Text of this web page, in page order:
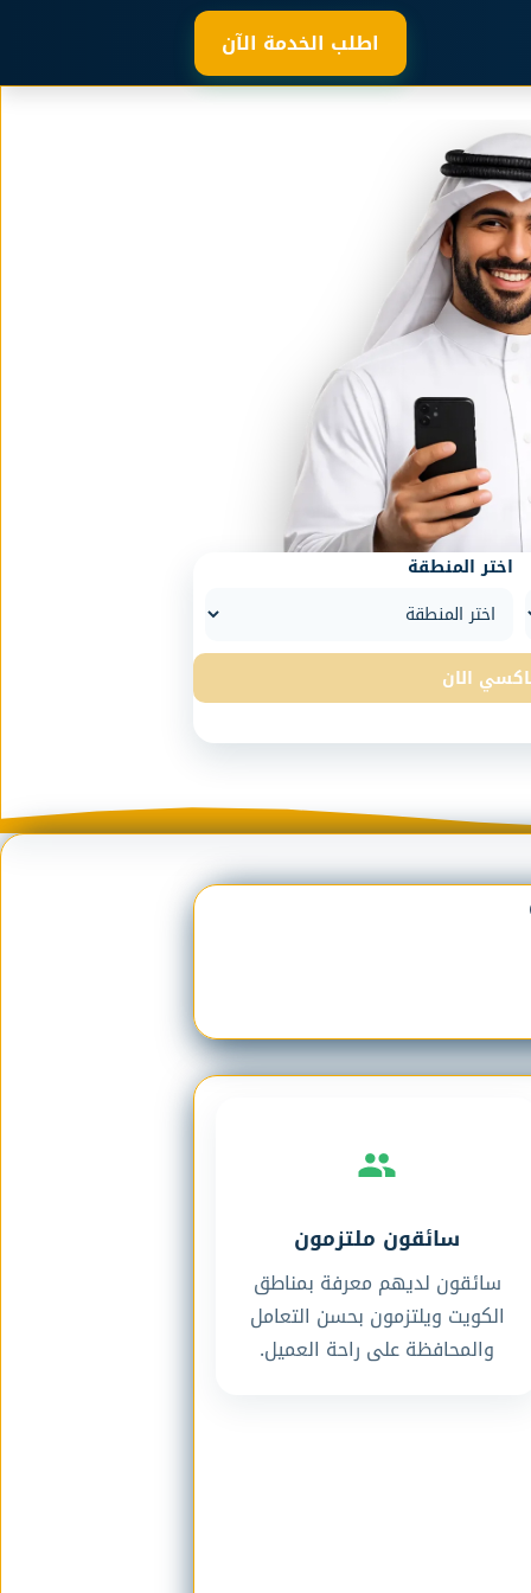
اطلب الخدمة الآن
اختر المنطقة
الان
سائقون ملتزمون
سائقون لديهم معرفة بمناطق
الكويت ويلتزمون بحسن التعامل
والمحافظة على راحة العميل.